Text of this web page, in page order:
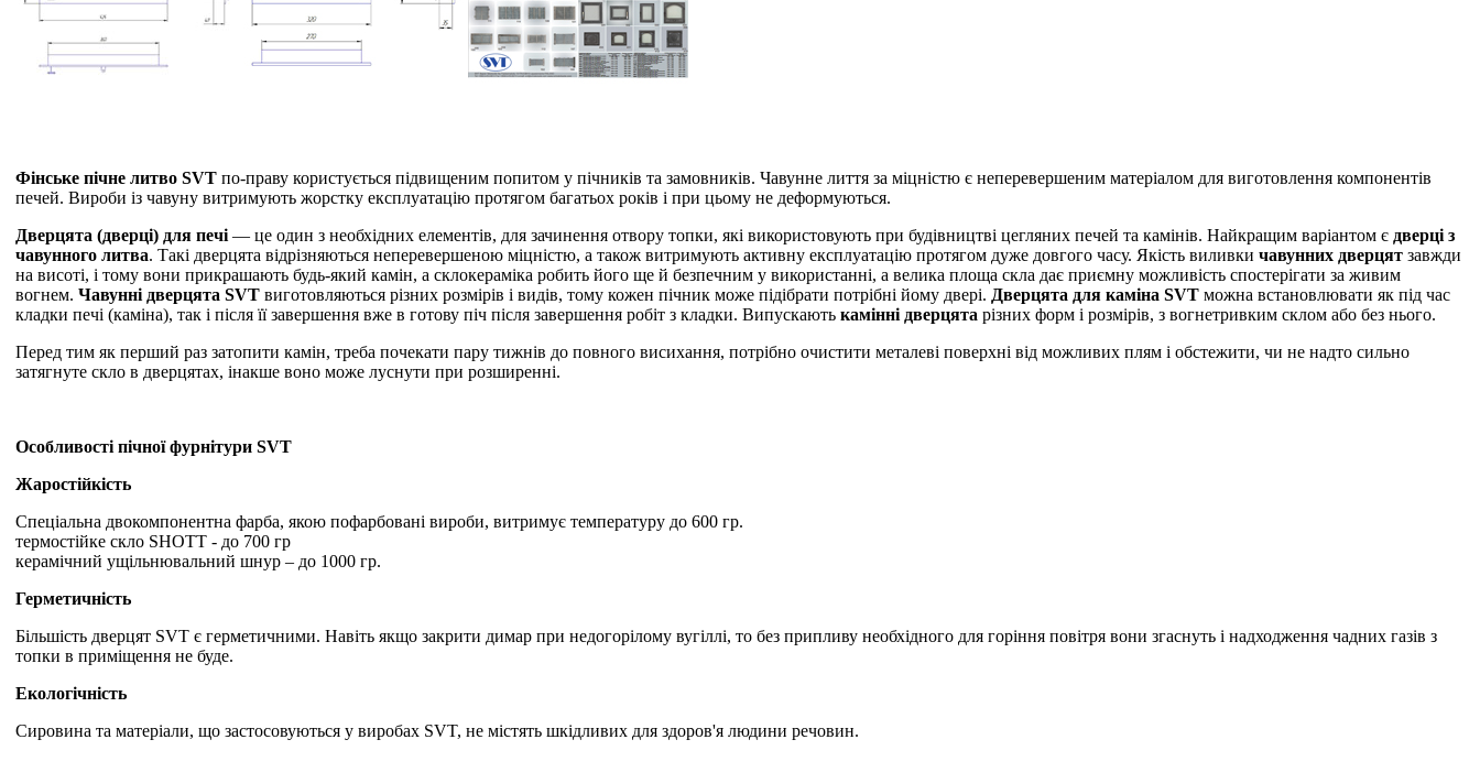
Фінське пічне литво SVT по-праву користується підвищеним попитом у пічників та замовників. Чавунне лиття за міцністю є неперевершеним матеріалом для виготовлення компонентів
печей. Вироби із чавуну витримують жорстку експлуатацію протягом багатьох років і при цьому не деформуються.
Дверцята (дверці) для печі ― це один з необхідних елементів, для зачинення отвору топки, які використовують при будівництві цегляних печей та камінів. Найкращим варіантом є дверці з
чавунного литва. Такі дверцята відрізняються неперевершеною міцністю, а також витримують активну експлуатацію протягом дуже довгого часу. Якість виливки чавунних дверцят завжди
на висоті, і тому вони прикрашають будь-який камін, а склокераміка робить його ще й безпечним у використанні, а велика площа скла дає приємну можливість спостерігати за живим
вогнем. Чавунні дверцята SVT виготовляються різних розмірів і видів, тому кожен пічник може підібрати потрібні йому двері. Дверцята для каміна SVT можна встановлювати як під час
кладки печі (каміна), так і після її завершення вже в готову піч після завершення робіт з кладки. Випускають камінні дверцята різних форм і розмірів, з вогнетривким склом або без нього.
Перед тим як перший раз затопити камін, треба почекати пару тижнів до повного висихання, потрібно очистити металеві поверхні від можливих плям і обстежити, чи не надто сильно
затягнуте скло в дверцятах, інакше воно може луснути при розширенні.
Особливості пічної фурнітури SVT
Жаростійкість
Спеціальна двокомпонентна фарба, якою пофарбовані вироби, витримує температуру до 600 гр.
термостійке скло SHOTT - до 700 гр
керамічний ущільнювальний шнур – до 1000 гр.
Герметичність
Більшість дверцят SVT є герметичними. Навіть якщо закрити димар при недогорілому вугіллі, то без припливу необхідного для горіння повітря вони згаснуть і надходження чадних газів з
топки в приміщення не буде.
Екологічність
Сировина та матеріали, що застосовуються у виробах SVT, не містять шкідливих для здоров'я людини речовин.